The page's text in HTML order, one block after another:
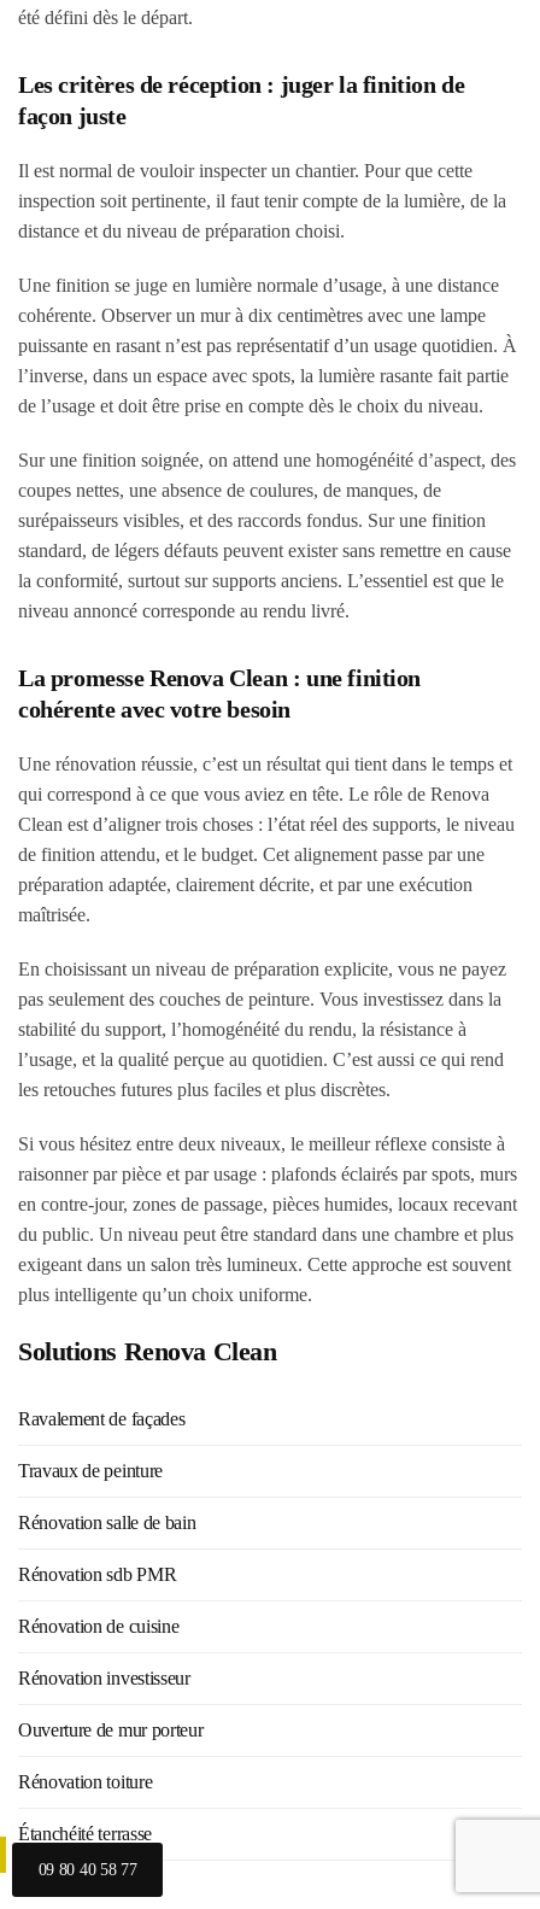
été défini dès le départ.
Les critères de réception : juger la finition de
façon juste
Il est normal de vouloir inspecter un chantier. Pour que cette
inspection soit pertinente, il faut tenir compte de la lumière, de la
distance et du niveau de préparation choisi.
Une finition se juge en lumière normale d’usage, à une distance
cohérente. Observer un mur à dix centimètres avec une lampe
puissante en rasant n’est pas représentatif d’un usage quotidien. À
l’inverse, dans un espace avec spots, la lumière rasante fait partie
de l’usage et doit être prise en compte dès le choix du niveau.
Sur une finition soignée, on attend une homogénéité d’aspect, des
coupes nettes, une absence de coulures, de manques, de
surépaisseurs visibles, et des raccords fondus. Sur une finition
standard, de légers défauts peuvent exister sans remettre en cause
la conformité, surtout sur supports anciens. L’essentiel est que le
niveau annoncé corresponde au rendu livré.
La promesse Renova Clean : une finition
cohérente avec votre besoin
Une rénovation réussie, c’est un résultat qui tient dans le temps et
qui correspond à ce que vous aviez en tête. Le rôle de Renova
Clean est d’aligner trois choses : l’état réel des supports, le niveau
de finition attendu, et le budget. Cet alignement passe par une
préparation adaptée, clairement décrite, et par une exécution
maîtrisée.
En choisissant un niveau de préparation explicite, vous ne payez
pas seulement des couches de peinture. Vous investissez dans la
stabilité du support, l’homogénéité du rendu, la résistance à
l’usage, et la qualité perçue au quotidien. C’est aussi ce qui rend
les retouches futures plus faciles et plus discrètes.
Si vous hésitez entre deux niveaux, le meilleur réflexe consiste à
raisonner par pièce et par usage : plafonds éclairés par spots, murs
en contre-jour, zones de passage, pièces humides, locaux recevant
du public. Un niveau peut être standard dans une chambre et plus
exigeant dans un salon très lumineux. Cette approche est souvent
plus intelligente qu’un choix uniforme.
Solutions Renova Clean
Ravalement de façades
Travaux de peinture
Rénovation salle de bain
Rénovation sdb PMR
Rénovation de cuisine
Rénovation investisseur
Ouverture de mur porteur
Rénovation toiture
Étanchéité terrasse
09 80 40 58 77